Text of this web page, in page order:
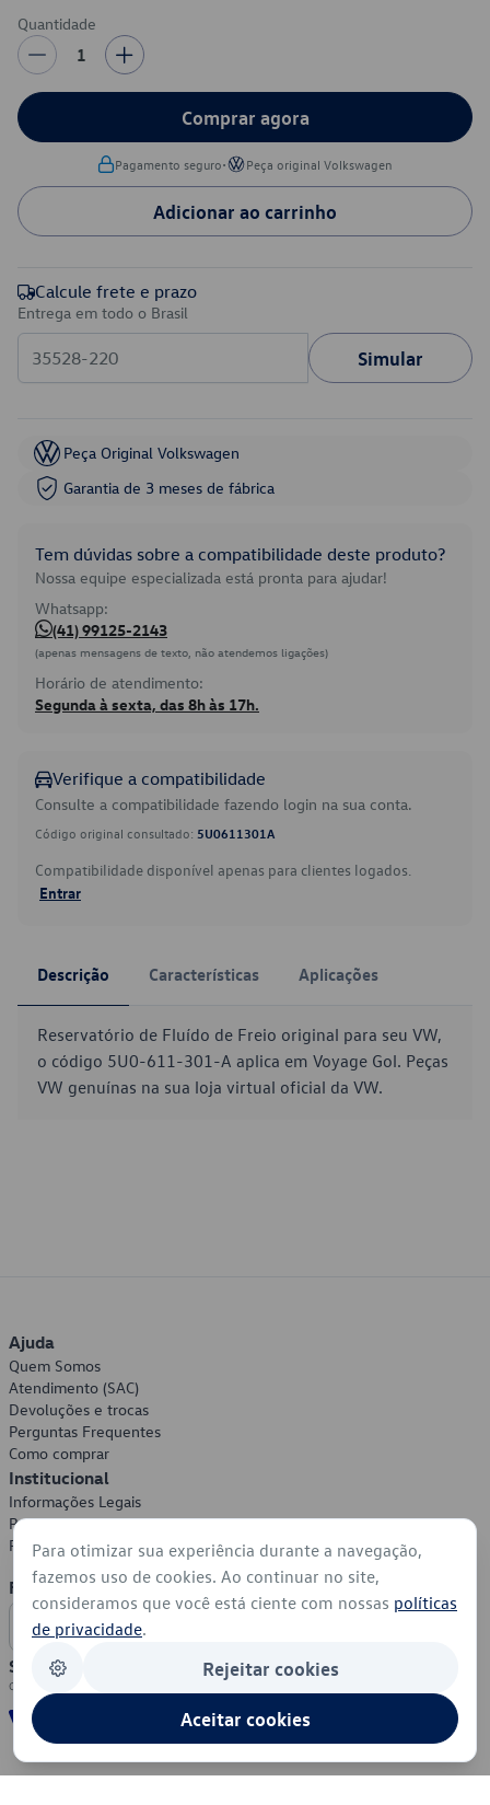
Quantidade
1
Comprar agora
Pagamento seguro• Peça original Volkswagen
Adicionar ao carrinho
Calcule frete e prazo
Entrega em todo o Brasil
Simular
Peça Original Volkswagen
Garantia de 3 meses de fábrica
Tem dúvidas sobre a compatibilidade deste produto?
Nossa equipe especializada está pronta para ajudar!
Whatsapp:
(41) 99125-2143
(apenas mensagens de texto, não atendemos ligações)
Horário de atendimento:
Segunda à sexta, das 8h às 17h.
Verifique a compatibilidade
Consulte a compatibilidade fazendo login na sua conta.
Código original consultado: 5U0611301A
Compatibilidade disponível apenas para clientes logados.
Entrar
Descrição Características Aplicações
Reservatório de Fluído de Freio original para seu VW,
o código 5U0-611-301-A aplica em Voyage Gol. Peças
VW genuínas na sua loja virtual oficial da VW.
Ajuda
Quem Somos
Atendimento (SAC)
Devoluções e trocas
Perguntas Frequentes
Como comprar
Institucional
Informações Legais
Política de Privacidade
Política de Cookies
Formas de Pagamento
Segurança
Para otimizar sua experiência durante a navegação,
fazemos uso de cookies. Ao continuar no site,
consideramos que você está ciente com nossas políticas
de privacidade.
Rejeitar cookies
Aceitar cookies